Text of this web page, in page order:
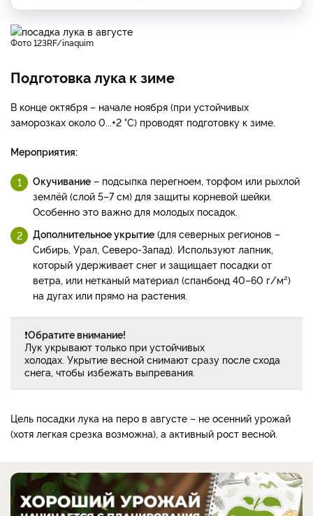
фото 123RF/inaquim
Подготовка лука к зиме
В конце октября – начале ноября (при устойчивых
заморозках около 0...+2 °C) проводят подготовку к зиме.
Мероприятия:
Окучивание – подсыпка перегноем, торфом или рыхлой
землёй (слой 5–7 см) для защиты корневой шейки.
Особенно это важно для молодых посадок.
Дополнительное укрытие (для северных регионов –
Сибирь, Урал, Северо-Запад). Используют лапник,
который удерживает снег и защищает посадки от
ветра, или нетканый материал (спанбонд 40–60 г/м²)
на дугах или прямо на растения.
❗Обратите внимание!
Лук укрывают только при устойчивых
холодах. Укрытие весной снимают сразу после схода
снега, чтобы избежать выпревания.
Цель посадки лука на перо в августе – не осенний урожай
(хотя легкая срезка возможна), а активный рост весной.